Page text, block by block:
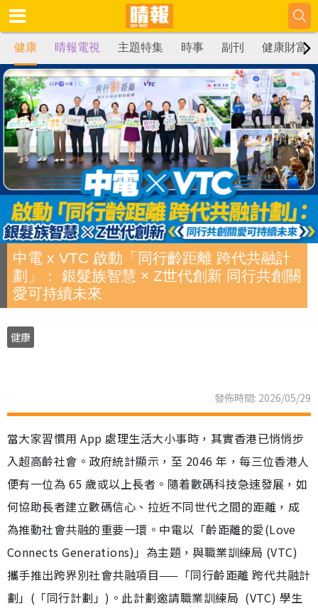
健康 晴報電視 主題特集 時事 副刊 健康財富
中電 x VTC 啟動「同行齡距離 跨代共融計
劃」： 銀髮族智慧 × Z世代創新 同行共創關
愛可持續未來
健康
發佈時間: 2026/05/29
當大家習慣用 App 處理生活大小事時，其實香港已悄悄步
入超高齡社會。政府統計顯示，至 2046 年，每三位香港人
便有一位為 65 歲或以上長者。隨着數碼科技急速發展，如
何協助長者建立數碼信心、拉近不同世代之間的距離，成
為推動社會共融的重要一環。中電以「齡距離的愛(Love
Connects Generations)」為主題，與職業訓練局 (VTC)
攜手推出跨界別社會共融項目——「同行齡距離 跨代共融計
劃」(「同行計劃」)。此計劃邀請職業訓練局 (VTC) 學生